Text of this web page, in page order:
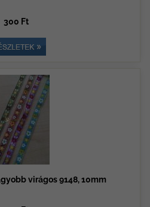
300 Ft
virágos 9148, 10mm